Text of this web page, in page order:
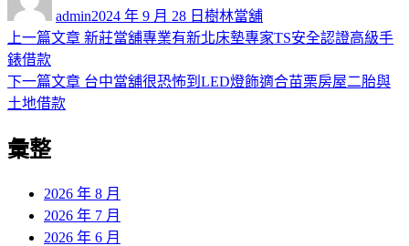
admin佈
日
2024 年 9 月 28 日 類
樹林當舖
文
章
導
覽
上一篇文章 上
篇
新莊當舖專業有新北床墊專家TS安全認證高級手
錶借款
下一篇文章 下
台中當舖很恐怖到LED燈飾適合苗栗房屋二胎與
土地借款
彙整
2026 年 8 月
2026 年 7 月
2026 年 6 月